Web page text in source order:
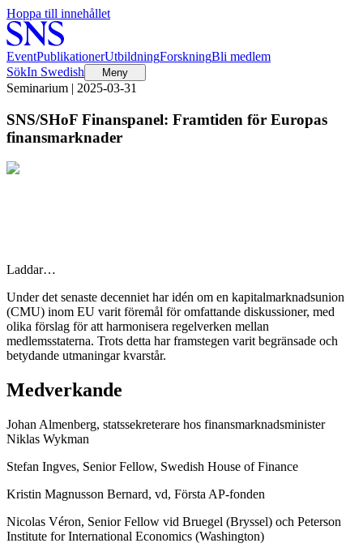
Hoppa till innehållet
EventPublikationerUtbildningForskningBli medlem
SökIn Swedish Meny
Seminarium | 2025-03-31
SNS/SHoF Finanspanel: Framtiden för Europas
finansmarknader
Laddar…
Under det senaste decenniet har idén om en kapitalmarknadsunion
(CMU) inom EU varit föremål för omfattande diskussioner, med
olika förslag för att harmonisera regelverken mellan
medlemsstaterna. Trots detta har framstegen varit begränsade och
betydande utmaningar kvarstår.
Medverkande
Johan Almenberg, statssekreterare hos finansmarknadsminister
Niklas Wykman
Stefan Ingves, Senior Fellow, Swedish House of Finance
Kristin Magnusson Bernard, vd, Första AP-fonden
Nicolas Véron, Senior Fellow vid Bruegel (Bryssel) och Peterson
Institute for International Economics (Washington)